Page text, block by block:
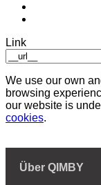
Link
We use our own
browsing
our website is
cookies.
Über QIMBY